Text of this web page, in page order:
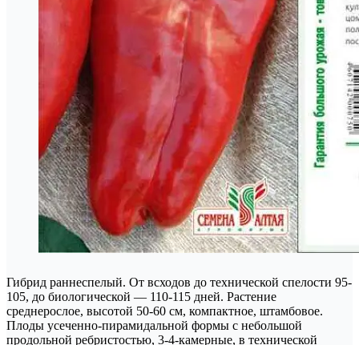
Гибрид раннеспелый. От всходов до технической спелости 95-
105, до биологической — 110-115 дней. Растение
среднерослое, высотой 50-60 см, компактное, штамбовое.
Плоды усеченно-пирамидальной формы с небольшой
продольной ребристостью, 3-4-камерные, в технической